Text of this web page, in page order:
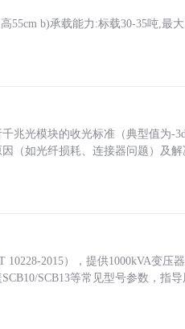
55cm b)承载能力:标载30-35吨,最
兆光模块的收光标准（典型值为-
（如光纤损耗、连接器问题）及
2015），提供1000kVA变压
SCB13等常见型号参数，指